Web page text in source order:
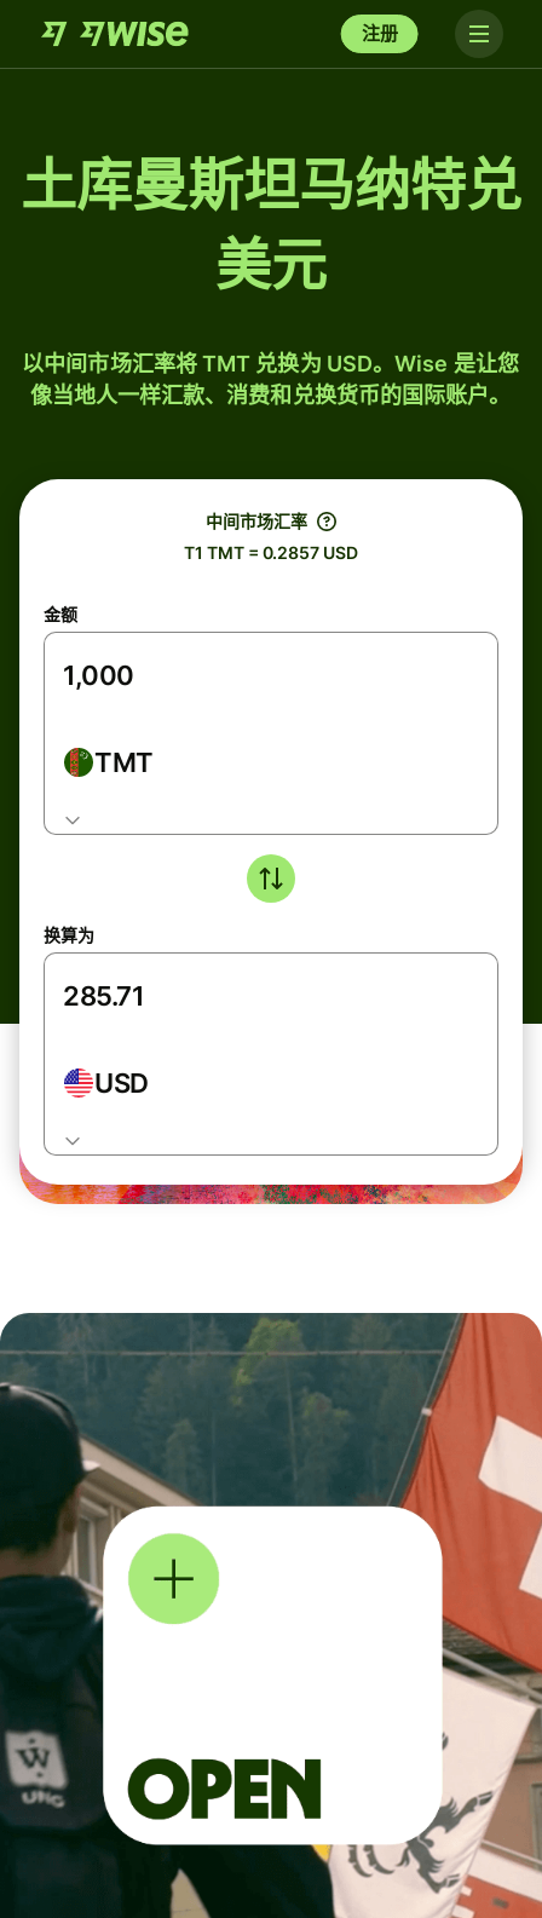
注册
土库曼斯坦马纳特兑
美元
以中间市场汇率将 TMT 兑换为 USD。Wise 是让您
像当地人一样汇款、消费和兑换货币的国际账户。
中间市场汇率
T1 TMT = 0.2857 USD
金额
TMT
换算为
USD